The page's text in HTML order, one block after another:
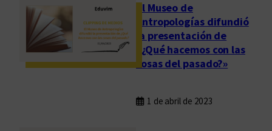
El Museo de
Antropologías difundió
la presentación de
«¿Qué hacemos con las
cosas del pasado?»
1 de abril de 2023